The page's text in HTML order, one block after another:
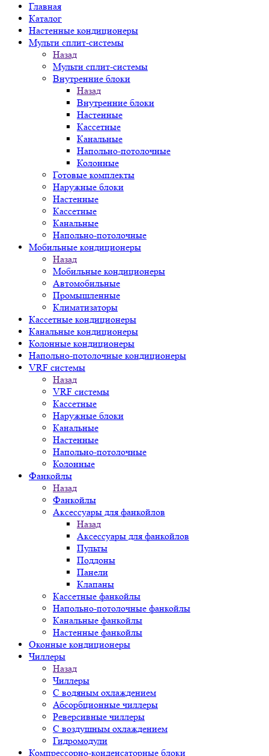
Главная
Каталог
Настенные кондиционеры
Мульти сплит-системы
Назад
Мульти сплит-системы
Внутренние блоки
Назад
Внутренние блоки
Настенные
Кассетные
Канальные
Напольно-потолочные
Колонные
Готовые комплекты
Наружные блоки
Настенные
Кассетные
Канальные
Напольно-потолочные
Мобильные кондиционеры
Назад
Мобильные кондиционеры
Автомобильные
Промышленные
Климатизаторы
Кассетные кондиционеры
Канальные кондиционеры
Колонные кондиционеры
Напольно-потолочные кондиционеры
VRF системы
Назад
VRF системы
Кассетные
Наружные блоки
Канальные
Настенные
Напольно-потолочные
Колонные
Фанкойлы
Назад
Фанкойлы
Аксессуары для фанкойлов
Назад
Аксессуары для фанкойлов
Пульты
Поддоны
Панели
Клапаны
Кассетные фанкойлы
Напольно-потолочные фанкойлы
Канальные фанкойлы
Настенные фанкойлы
Оконные кондиционеры
Чиллеры
Назад
Чиллеры
С водяным охлаждением
Абсорбционные чиллеры
Реверсивные чиллеры
С воздушным охлаждением
Гидромодули
Компрессорно-конденсаторные блоки